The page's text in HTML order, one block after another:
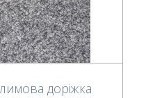
доріжка